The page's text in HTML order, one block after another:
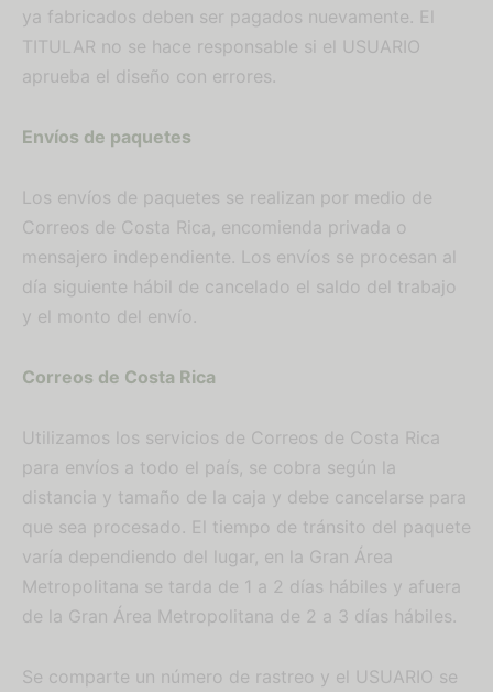
ya fabricados deben ser pagados nuevamente. El
TITULAR no se hace responsable si el USUARIO
aprueba el diseño con errores.
Envíos de paquetes
Los envíos de paquetes se realizan por medio de
Correos de Costa Rica, encomienda privada o
mensajero independiente. Los envíos se procesan al
día siguiente hábil de cancelado el saldo del trabajo
y el monto del envío.
Correos de Costa Rica
Utilizamos los servicios de Correos de Costa Rica
para envíos a todo el país, se cobra según la
distancia y tamaño de la caja y debe cancelarse para
que sea procesado. El tiempo de tránsito del paquete
varía dependiendo del lugar, en la Gran Área
Metropolitana se tarda de 1 a 2 días hábiles y afuera
de la Gran Área Metropolitana de 2 a 3 días hábiles.
Se comparte un número de rastreo y el USUARIO se